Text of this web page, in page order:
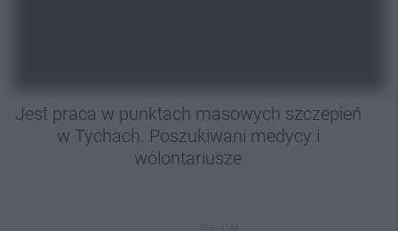
Jest praca w punktach masowych szczepień
w Tychach. Poszukiwani medycy i
wolontariusze